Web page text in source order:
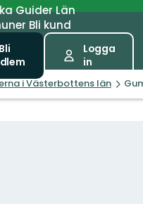
GuiderLän
Bli kund
Bli
Logga
in
i Västerbottens län